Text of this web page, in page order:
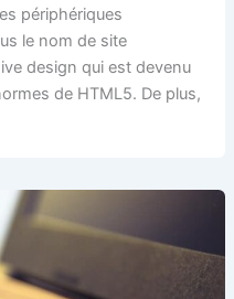
périphériques
le nom de site
design qui est devenu
de HTML5. De plus,